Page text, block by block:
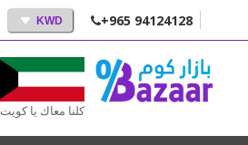
+965 94124128
KWD
كلنا معاك يا كويت